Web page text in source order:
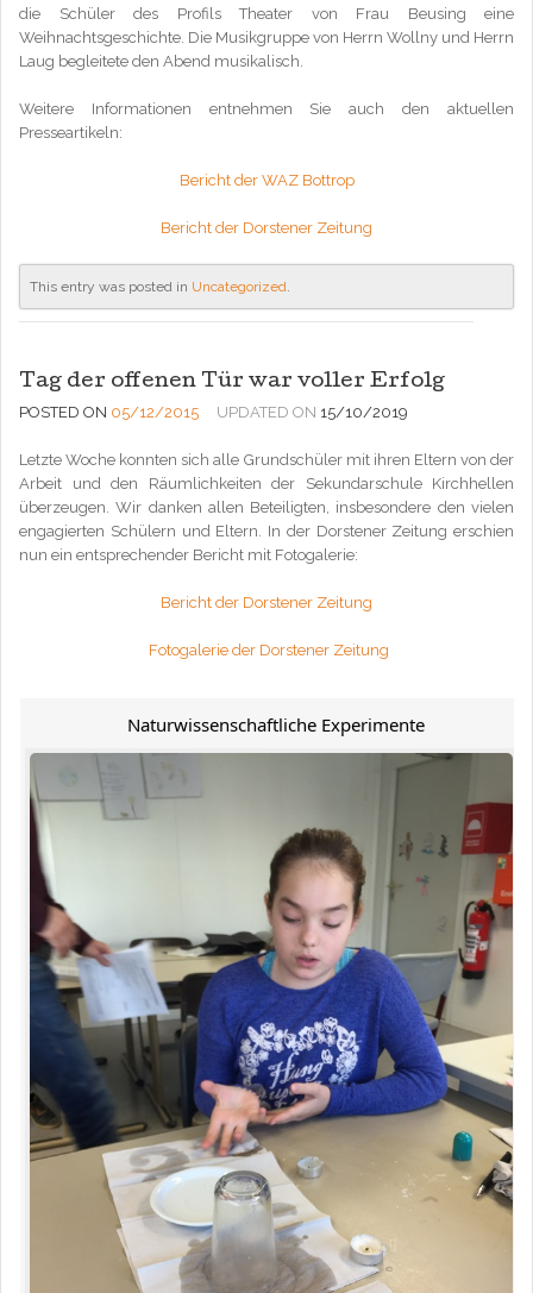
die Schüler des Profils Theater von Frau Beusing eine
Weihnachtsgeschichte. Die Musikgruppe von Herrn Wollny und Herrn
Laug begleitete den Abend musikalisch.
Weitere Informationen entnehmen Sie auch den aktuellen
Presseartikeln:
Bericht der WAZ Bottrop
Bericht der Dorstener Zeitung
This entry was posted in Uncategorized.
Tag der offenen Tür war voller Erfolg
POSTED ON 05/12/2015 UPDATED ON 15/10/2019
Letzte Woche konnten sich alle Grundschüler mit ihren Eltern von der
Arbeit und den Räumlichkeiten der Sekundarschule Kirchhellen
überzeugen. Wir danken allen Beteiligten, insbesondere den vielen
engagierten Schülern und Eltern. In der Dorstener Zeitung erschien
nun ein entsprechender Bericht mit Fotogalerie:
Bericht der Dorstener Zeitung
Fotogalerie der Dorstener Zeitung
Naturwissenschaftliche Experimente